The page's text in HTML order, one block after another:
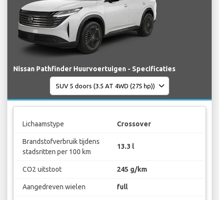
Nissan Pathfinder Huurvoertuigen - Specificaties
Lichaamstype Crossover
Brandstofverbruik tijdens
stadsritten per 100 km
13.3 l
CO2 uitstoot 245 g/km
Aangedreven wielen full